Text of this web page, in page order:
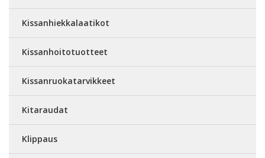
Kissanhiekkalaatikot
Kissanhoitotuotteet
Kissanruokatarvikkeet
Kitaraudat
Klippaus